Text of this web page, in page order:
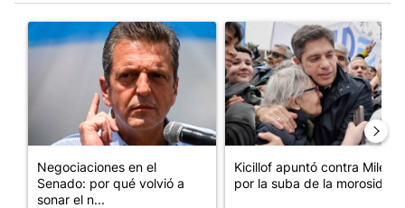
Un artículo de tendencia con el título "Negociaciones en el
Negociaciones en el
Senado: por qué volvió a
sonar el n...
Un artículo de tendencia con
Kicillof apuntó contra Milei
por la suba de la morosida...